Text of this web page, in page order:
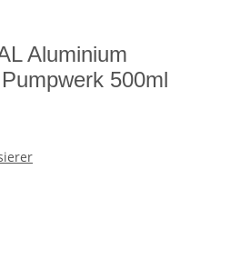
Aluminium
500ml